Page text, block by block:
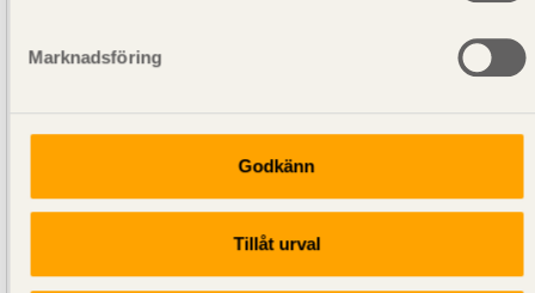
Marknadsföring
Godkänn
Tillåt urval